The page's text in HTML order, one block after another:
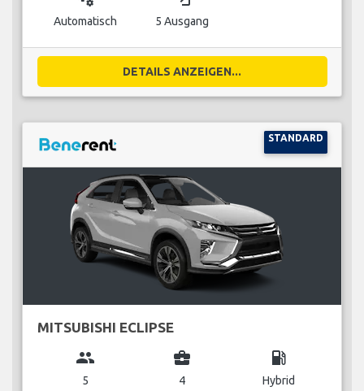
Automatisch 5 Ausgang
DETAILS ANZEIGEN...
STANDARD
MITSUBISHI ECLIPSE
group
5
business_center
4
local_gas_station
Hybrid